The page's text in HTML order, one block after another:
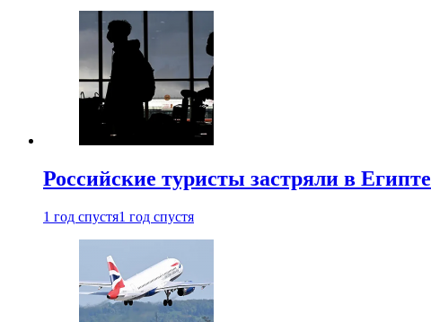
Российские туристы застряли в Египте
1 год спустя1 год спустя